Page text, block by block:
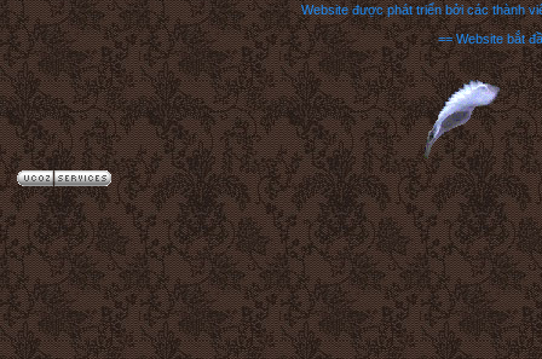
Website được phát triển bởi các thành
== Website bắt